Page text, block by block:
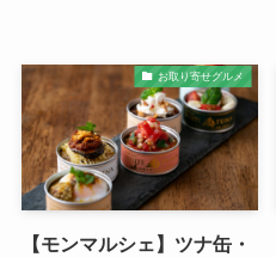
お取り寄せグルメ
【モンマルシェ】ツナ缶・